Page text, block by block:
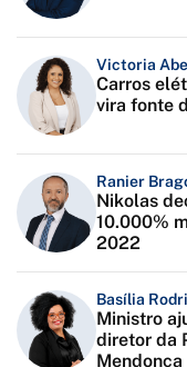
Victoria
Carros
vira fonte
Ranier
Nikolas
10.000%
2022
Basília
Ministro
diretor da
Mendonça